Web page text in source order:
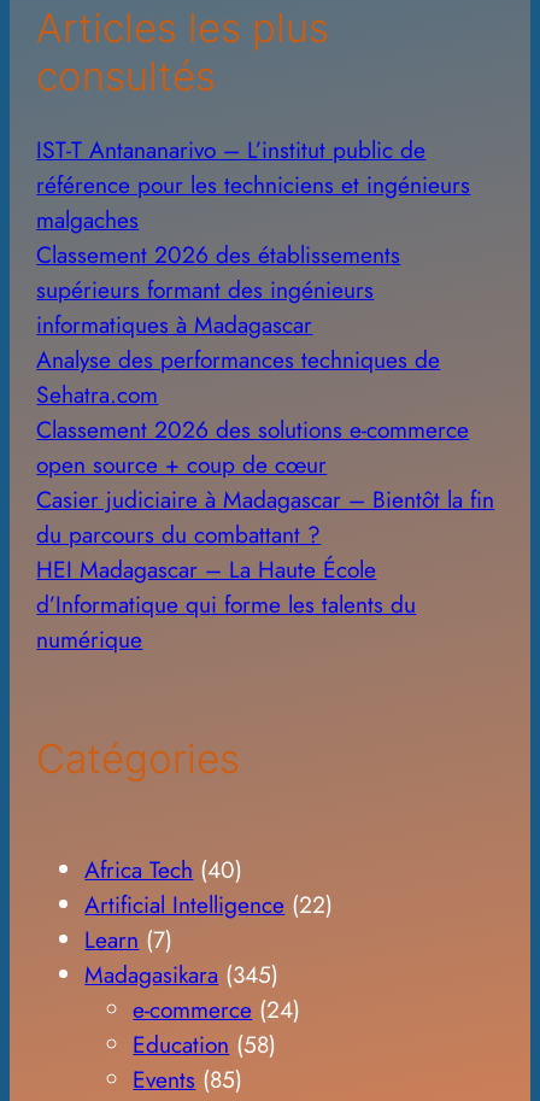
s
Articles les plus
consultés
IST-T Antananarivo – L’institut public de
référence pour les techniciens et ingénieurs
malgaches
Classement 2026 des établissements
supérieurs formant des ingénieurs
informatiques à Madagascar
Analyse des performances techniques de
Sehatra.com
Classement 2026 des solutions e-commerce
open source + coup de cœur
Casier judiciaire à Madagascar – Bientôt la fin
du parcours du combattant ?
HEI Madagascar – La Haute École
d’Informatique qui forme les talents du
numérique
Catégories
Africa Tech (40)
Artificial Intelligence (22)
Learn (7)
Madagasikara (345)
e-commerce (24)
Education (58)
Events (85)